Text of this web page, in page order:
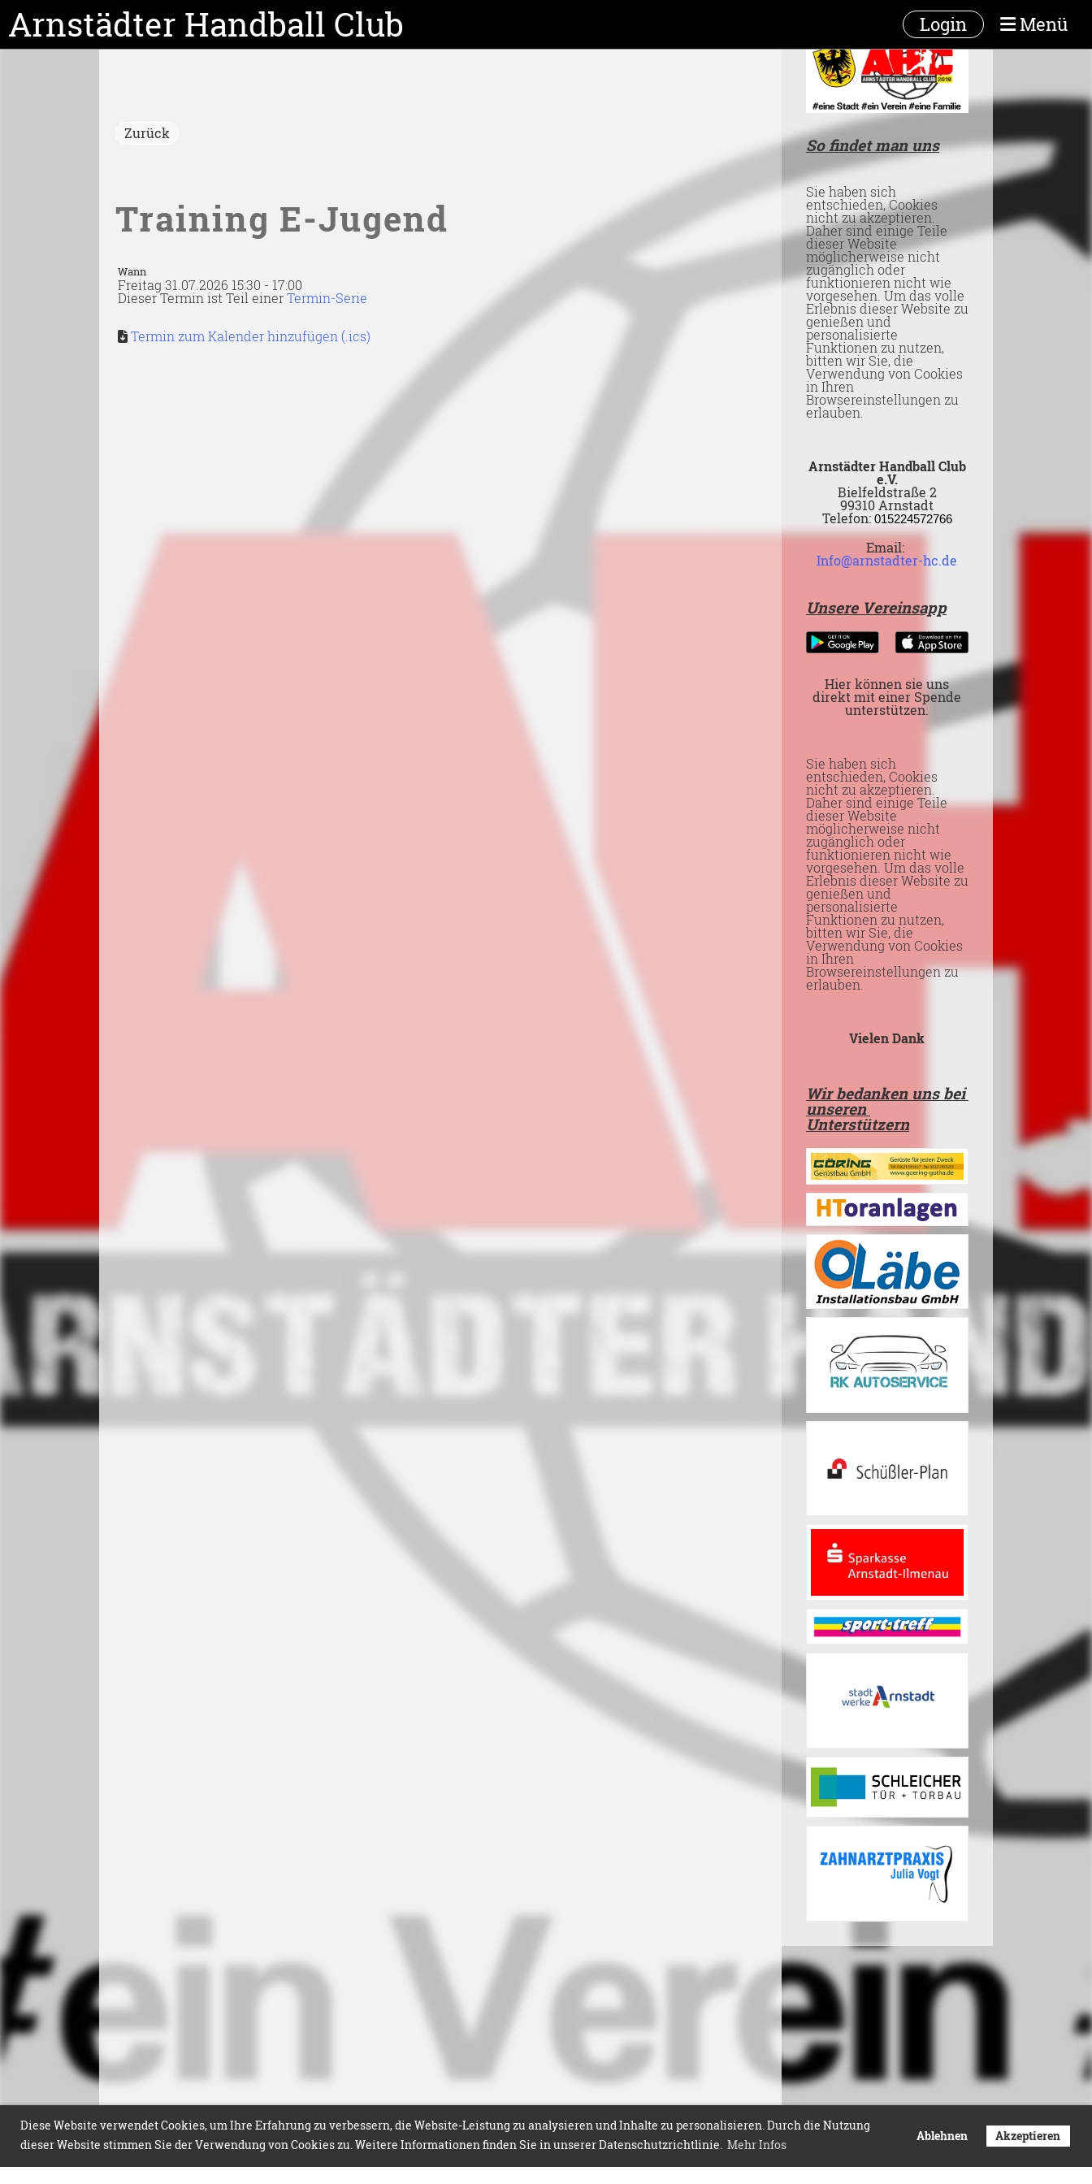
Diese Website verwendet Cookies, um Ihre Erfahrung zu verbessern, die Website-Leistung zu analysieren und Inhalte zu personalisieren. Durch die Nutzung
dieser Website stimmen Sie der Verwendung von Cookies zu. Weitere Informationen finden Sie in unserer Datenschutzrichtlinie. Mehr Infos
Ablehnen Akzeptieren
Arnstädter Handball Club Login Menü
Zurück
Training E-Jugend
Wann
Freitag 31.07.2026 15:30 - 17:00
Dieser Termin ist Teil einerTermin-Serie
Termin zum Kalender hinzufügen (.ics)
So findet man uns
Sie haben sich
entschieden, Cookies
nicht zu akzeptieren.
Daher sind einige Teile
dieser Website
möglicherweise nicht
zugänglich oder
funktionieren nicht wie
vorgesehen. Um das volle
Erlebnis dieser Website zu
genießen und
personalisierte
Funktionen zu nutzen,
bitten wir Sie, die
Verwendung von Cookies
in Ihren
Browsereinstellungen zu
erlauben.
Arnstädter Handball Club
e.V.
Bielfeldstraße 2
99310 Arnstadt
Telefon: 015224572766
Email:
Info@arnstadter-hc.de
Unsere Vereinsapp
Hier können sie uns
direkt mit einer Spende
unterstützen.
Sie haben sich
entschieden, Cookies
nicht zu akzeptieren.
Daher sind einige Teile
dieser Website
möglicherweise nicht
zugänglich oder
funktionieren nicht wie
vorgesehen. Um das volle
Erlebnis dieser Website zu
genießen und
personalisierte
Funktionen zu nutzen,
bitten wir Sie, die
Verwendung von Cookies
in Ihren
Browsereinstellungen zu
erlauben.
Vielen Dank
Wir bedanken uns bei
unseren
Unterstützern